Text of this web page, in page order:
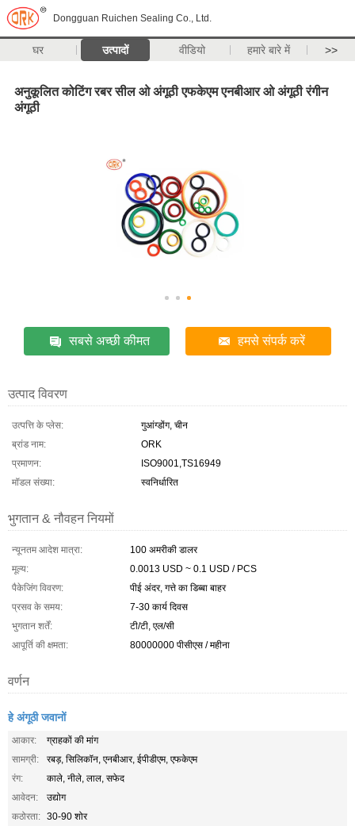
Dongguan Ruichen Sealing Co., Ltd.
घर उत्पादों वीडियो हमारे बारे में >>
अनुकूलित कोटिंग रबर सील ओ अंगूठी एफकेएम एनबीआर ओ अंगूठी रंगीन
अंगूठी
सबसे अच्छी कीमत हमसे संपर्क करें
उत्पाद विवरण
उत्पत्ति के प्लेस:
गुआंग्डोंग, चीन
ब्रांड नाम:
ORK
प्रमाणन:
ISO9001,TS16949
मॉडल संख्या:
स्वनिर्धारित
भुगतान & नौवहन नियमों
न्यूनतम आदेश मात्रा:
100 अमरीकी डालर
मूल्य:
0.0013 USD ~ 0.1 USD / PCS
पैकेजिंग विवरण:
पीई अंदर, गत्ते का डिब्बा बाहर
प्रसव के समय:
7-30 कार्य दिवस
भुगतान शर्तें:
टी/टी, एल/सी
आपूर्ति की क्षमता:
80000000 पीसीएस / महीना
वर्णन
हे अंगूठी जवानों
आकार:
ग्राहकों की मांग
सामग्री:
रबड़, सिलिकॉन, एनबीआर, ईपीडीएम, एफकेएम
रंग:
काले, नीले, लाल, सफेद
आवेदन:
उद्योग
कठोरता: 30-90 शोर